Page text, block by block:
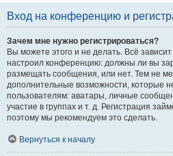
Вход на конференцию и
Зачем мне нужно регистрироваться?
Вы можете этого и не делать. Всё
настроил конференцию: должны ли вы
размещать сообщения, или нет. Тем не
дополнительные возможности, которые
пользователям: аватары, личные
участие в группах и т. д. Регистрация
поэтому мы рекомендуем это сделать.
Вернуться к началу